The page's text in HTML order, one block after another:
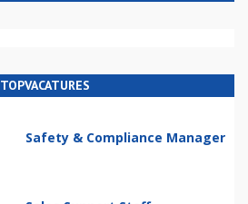
TOPVACATURES
Safety & Compliance Manager